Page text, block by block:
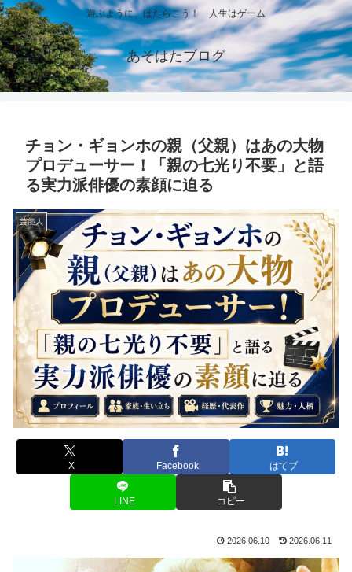
遊ぶように、はたらこう！ 人生はゲーム
あそはたブログ
チョン・ギョンホの親（父親）はあの大物
プロデューサー！「親の七光り不要」と語
る実力派俳優の素顔に迫る
芸能人
X Facebook はてブ
LINE コピー
2026.06.10 2026.06.11